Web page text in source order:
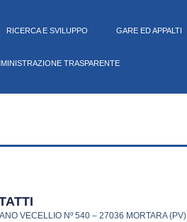
RICERCA E SVILUPPO GARE ED APPALTI
TRASPARENTE
VECELLIO Nº 540 – 27036 MORTARA (PV)